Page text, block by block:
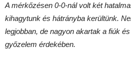
A mérkőzésen 0-0-nál volt két
kihagytunk és hátrányba kerültünk.
legjobban, de nagyon akartak a fiúk
győzelem érdekében.